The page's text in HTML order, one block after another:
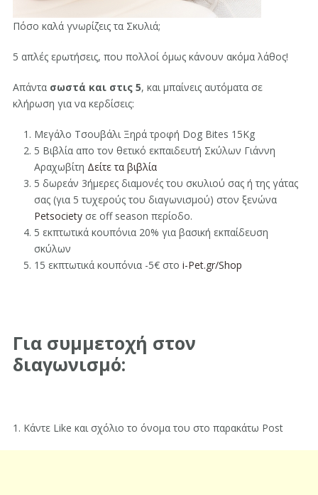
Πόσο καλά γνωρίζεις τα Σκυλιά;
5 απλές ερωτήσεις, που πολλοί όμως κάνουν ακόμα λάθος!
Απάντα σωστά και στις 5, και μπαίνεις αυτόματα σε
κλήρωση για να κερδίσεις:
Μεγάλο Τσουβάλι Ξηρά τροφή Dog Bites 15Kg
5 Βιβλία απο τον θετικό εκπαιδευτή Σκύλων Γιάννη
Αραχωβίτη Δείτε τα βιβλία
5 δωρεάν 3ήμερες διαμονές του σκυλιού σας ή της γάτας
σας (για 5 τυχερούς του διαγωνισμού) στον ξενώνα
Petsociety σε off season περίοδο.
5 εκπτωτικά κουπόνια 20% για βασική εκπαίδευση
σκύλων
15 εκπτωτικά κουπόνια -5€ στο i-Pet.gr/Shop
Για συμμετοχή στον
διαγωνισμό:
1. Κάντε Like και σχόλιο το όνομα του στο παρακάτω Post